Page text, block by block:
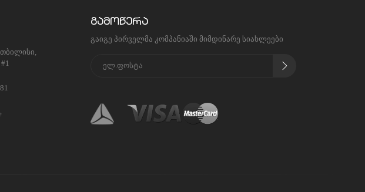
გამოწერა
გაიგე პირველმა კომპანიაში მიმდინარე სიახლეები